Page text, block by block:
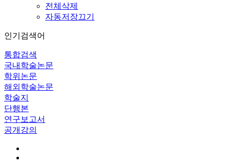
전체삭제
자동저장끄기
인기검색어
통합검색
국내학술논문
학위논문
해외학술논문
학술지
단행본
연구보고서
공개강의